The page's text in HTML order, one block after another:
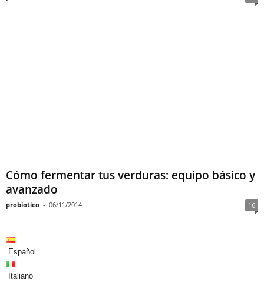
Cómo fermentar tus verduras: equipo básico y
avanzado
probiotico - 06/11/2014 16
Español
Italiano